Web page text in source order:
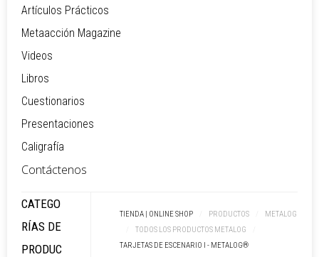
Artículos Prácticos
Metaacción Magazine
Videos
Libros
Cuestionarios
Presentaciones
Caligrafía
Contáctenos
TIENDA | ONLINE SHOP PRODUCTOS
METALOG
TODOS LOS PRODUCTOS METALOG
TARJETAS DE ESCENARIO I - METALOG®
CATEGO
RÍAS DE
PRODUC